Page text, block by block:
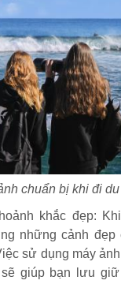
chuẩn bị khi đi
khắc đẹp:
những cảnh đẹp
sử dụng máy
sẽ giúp bạn lưu